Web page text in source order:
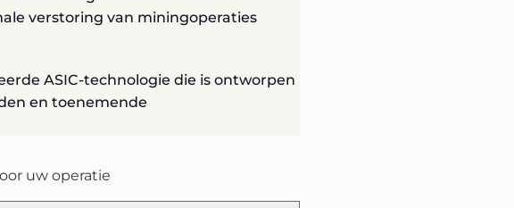
verstoring van miningoperaties
ASIC-technologie die is ontworpen
en toenemende
uw operatie